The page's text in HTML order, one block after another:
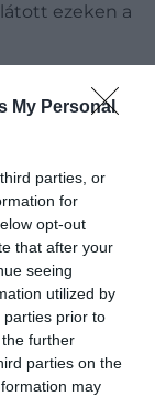
My Personal
parties, or
for
opt-out
that after your
seeing
utilized by
parties prior to
further
parties on the
may
ezeken a